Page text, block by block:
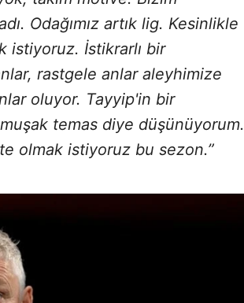
Odağımız artık lig. Kesinlikle
istiyoruz. İstikrarlı bir
rastgele anlar aleyhimize
oluyor. Tayyip'in bir
temas diye düşünüyorum.
olmak istiyoruz bu sezon.”